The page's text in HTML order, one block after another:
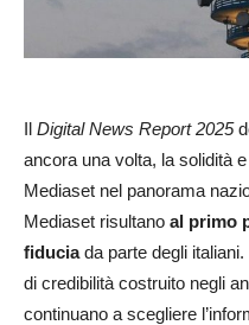
Il Digital News Report 2025
ancora una volta, la solidità
Mediaset nel panorama
Mediaset risultano al primo
fiduciada parte degli
di credibilità costruito negli
continuano a scegliere